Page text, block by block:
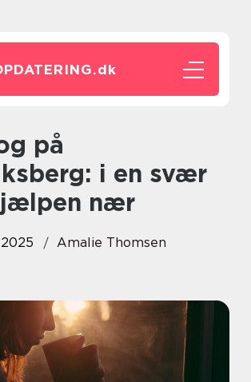
dk
i en svær
nær
Amalie Thomsen